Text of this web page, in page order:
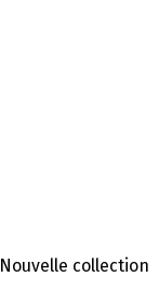
Nouvelle collection